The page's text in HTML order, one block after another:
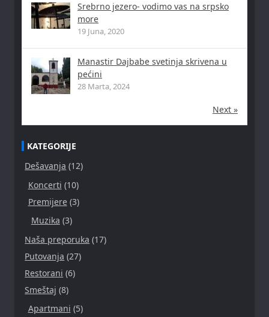
Srebrno jezero- vodimo vas na srpsko
more
19 Juna, 2020
Manastir Dajbabe svetinja skrivena u
pećini
28 Marta, 2024
Next »
KATEGORIJE
Dešavanja (12)
Koncerti (10)
Premijere(3)
Muzika (3)
Naša preporuka (17)
Putovanja (27)
Restorani (6)
Smeštaj (8)
Apartmani (5)